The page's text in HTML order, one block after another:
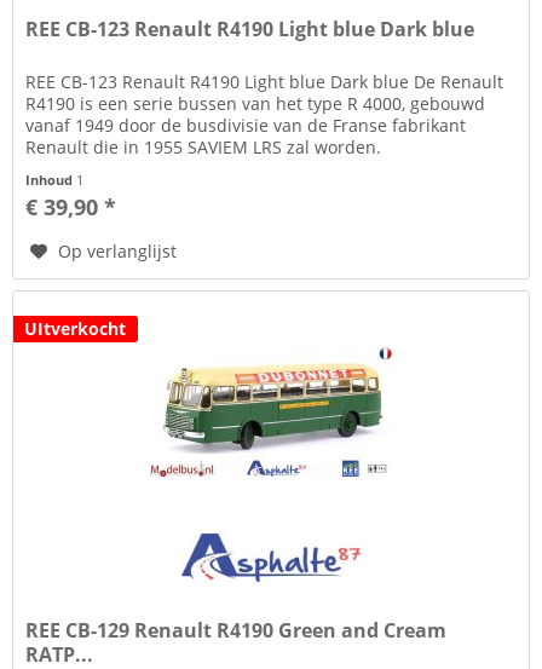
REE CB-123 Renault R4190 Light blue Dark blue
REE CB-123 Renault R4190 Light blue Dark blue De Renault
R4190 is een serie bussen van het type R 4000, gebouwd
vanaf 1949 door de busdivisie van de Franse fabrikant
Renault die in 1955 SAVIEM LRS zal worden.
Inhoud 1
€ 39,90 *
Op verlanglijst
UItverkocht
REE CB-129 Renault R4190 Green and Cream
RATP...